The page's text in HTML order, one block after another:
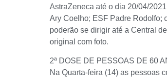
AstraZeneca até o dia 20/04/
Ary Coelho; ESF Padre Rodolfo;
poderão se dirigir até a Central
original com foto.
2ª DOSE DE PESSOAS DE 60
Na Quarta-feira (14) as pessoas